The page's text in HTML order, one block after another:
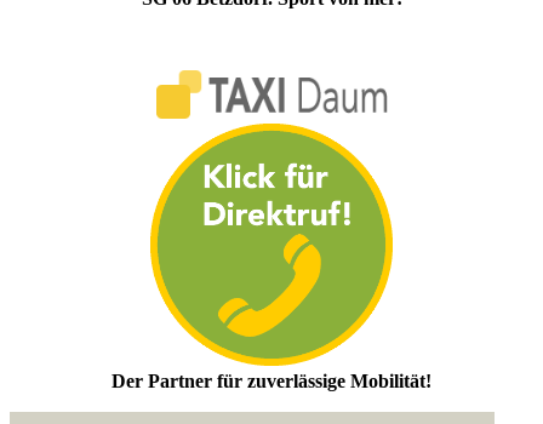
Der Partner für zuverlässige Mobilität!